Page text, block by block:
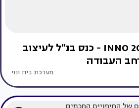
מרחב מעוצב INNO 2018 - כנס בנ"ל לעיצוב
העבודה
מערכת בית ונוי